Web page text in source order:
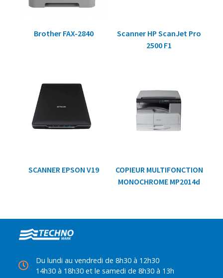
Brother FAX-2840
Scanner HP ScanJet Pro
2500 F1
SCANNER EPSON V19
COPIEUR MULTIFONCTION
MONOCHROME MP2014d
Du lundi au vendredi de 8h30 à 12h30
14h30 à 18h30 et le samedi de 8h30 à 13h